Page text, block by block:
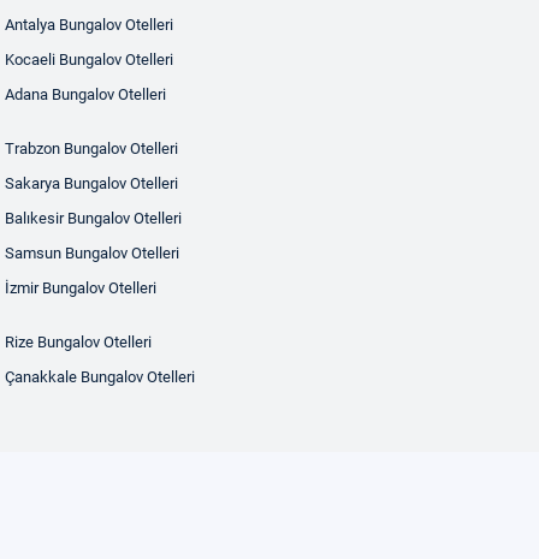
Antalya Bungalov Otelleri
Kocaeli Bungalov Otelleri
Adana Bungalov Otelleri
Trabzon Bungalov Otelleri
Sakarya Bungalov Otelleri
Balıkesir Bungalov Otelleri
Samsun Bungalov Otelleri
İzmir Bungalov Otelleri
Rize Bungalov Otelleri
Çanakkale Bungalov Otelleri